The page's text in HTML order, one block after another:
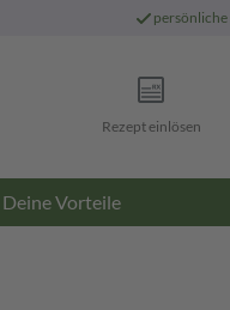
persönliche
Rezept einlösen
Deine Vorteile